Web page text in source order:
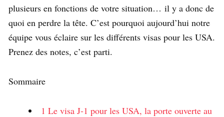
plusieurs en fonctions de votre situation… il y a donc de
quoi en perdre la tête. C’est pourquoi aujourd’hui notre
équipe vous éclaire sur les différents visas pour les USA.
Prenez des notes, c’est parti.
Sommaire
1 Le visa J-1 pour les USA, la porte ouverte au